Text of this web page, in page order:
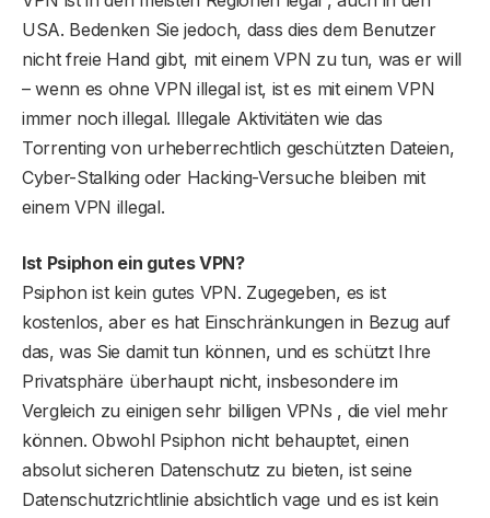
USA. Bedenken Sie jedoch, dass dies dem Benutzer
nicht freie Hand gibt, mit einem VPN zu tun, was er will
– wenn es ohne VPN illegal ist, ist es mit einem VPN
immer noch illegal. Illegale Aktivitäten wie das
Torrenting von urheberrechtlich geschützten Dateien,
Cyber-Stalking oder Hacking-Versuche bleiben mit
einem VPN illegal.
Ist Psiphon ein gutes VPN?
Psiphon ist kein gutes VPN. Zugegeben, es ist
kostenlos, aber es hat Einschränkungen in Bezug auf
das, was Sie damit tun können, und es schützt Ihre
Privatsphäre überhaupt nicht, insbesondere im
Vergleich zu einigen sehr billigen VPNs , die viel mehr
können. Obwohl Psiphon nicht behauptet, einen
absolut sicheren Datenschutz zu bieten, ist seine
Datenschutzrichtlinie absichtlich vage und es ist kein